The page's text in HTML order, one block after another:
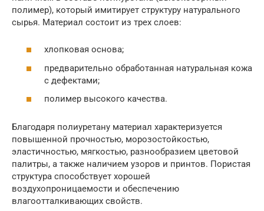
полимер), который имитирует структуру натурального
сырья. Материал состоит из трех слоев:
хлопковая основа;
предварительно обработанная натуральная кожа
с дефектами;
полимер высокого качества.
Благодаря полиуретану материал характеризуется
повышенной прочностью, морозостойкостью,
эластичностью, мягкостью, разнообразием цветовой
палитры, а также наличием узоров и принтов. Пористая
структура способствует хорошей
воздухопроницаемости и обеспечению
влагоотталкивающих свойств.